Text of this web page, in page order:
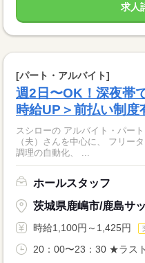
求人
[パート・アルバイト]
週2日〜OK！深夜帯
時給UP＞前払い制度
スシローの アルバイト・パート スタッフ
（夫）さんを中心に、 フリーターや
調理の自動化、 ...
ホールスタッフ
茨城県鹿嶋市/鹿島サ
時給1,100円～1,425円
20：00〜23：30 ★ラス